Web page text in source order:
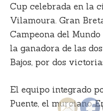
Cup celebrada en la
Vilamoura. Gran
Campeona del
la ganadora de las
Bajos, por dos
El equipo integrado
Puente, el murciano